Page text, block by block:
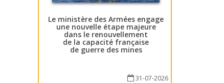
Le ministère des Armées engage
une nouvelle étape majeure
dans le renouvellement
de la capacité française
de guerre des mines
31-07-2026